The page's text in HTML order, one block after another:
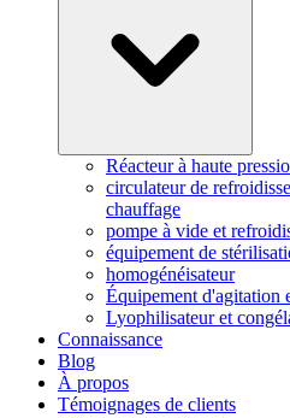
Réacteur à haute
circulateur de
chauffage
pompe à vide et
équipement de
homogénéisateur
Équipement d'agitation
Lyophilisateur et
Connaissance
Blog
À propos
Témoignages de clients